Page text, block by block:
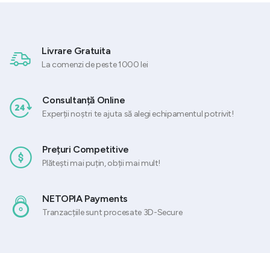
Livrare Gratuita
La comenzi de peste 1000 lei
Consultanță Online
Experții noștri te ajuta să alegi echipamentul potrivit!
Prețuri Competitive
Plătești mai puțin, obții mai mult!
NETOPIA Payments
Tranzacțiile sunt procesate 3D-Secure